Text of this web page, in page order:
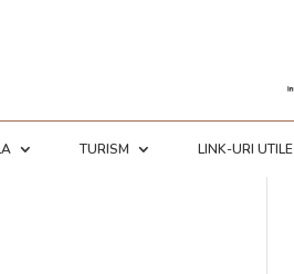
TURISM LINK-URI UTILE